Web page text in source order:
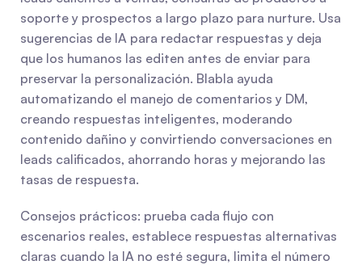
soporte y prospectos a largo plazo para nurture. Usa
sugerencias de IA para redactar respuestas y deja
que los humanos las editen antes de enviar para
preservar la personalización. Blabla ayuda
automatizando el manejo de comentarios y DM,
creando respuestas inteligentes, moderando
contenido dañino y convirtiendo conversaciones en
leads calificados, ahorrando horas y mejorando las
tasas de respuesta.
Consejos prácticos: prueba cada flujo con
escenarios reales, establece respuestas alternativas
claras cuando la IA no esté segura, limita el número